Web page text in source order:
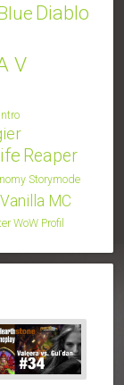
Diablo
V
intro
Reaper
Storymode
Vanilla MC
WoW Profil